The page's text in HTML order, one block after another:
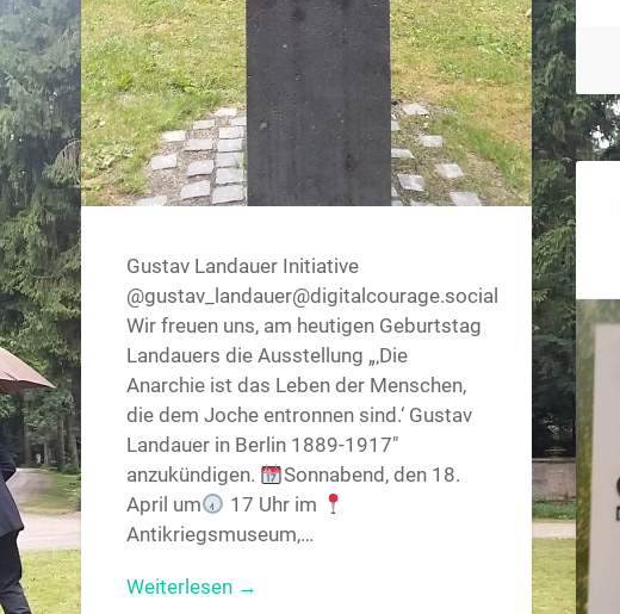
Gustav Landauer Initiative
@gustav_landauer@digitalcourage.social
Wir freuen uns, am heutigen Geburtstag
Landauers die Ausstellung „‚Die
Anarchie ist das Leben der Menschen,
die dem Joche entronnen sind.‘ Gustav
Landauer in Berlin 1889-1917″
anzukündigen.
Sonnabend, den 18.
April um
17 Uhr im
Antikriegsmuseum,…
Weiterlesen →